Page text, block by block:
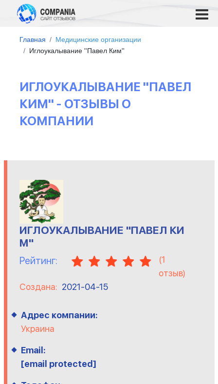
Главная
Медицинские организации
Иглоукалывание ''Павел Ким''
ИГЛОУКАЛЫВАНИЕ ''ПАВЕЛ
КИМ'' - ОТЗЫВЫ О
КОМПАНИИ
ИГЛОУКАЛЫВАНИЕ ''ПАВЕЛ КИ
М''
Рейтинг: (1
отзыв)
Создана: 2021-04-15
Адрес компании:
Украина
Email:
[email protected]